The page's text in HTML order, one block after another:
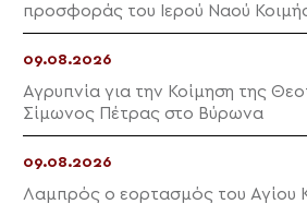
προσφοράς του Ιερού Ναού
Πτελεού»
09.08.2026
Αγρυπνία για την Κοίμηση της
Σίμωνος Πέτρας στο Βύρωνα
09.08.2026
Λαμπρός ο εορτασμός του Αγίου